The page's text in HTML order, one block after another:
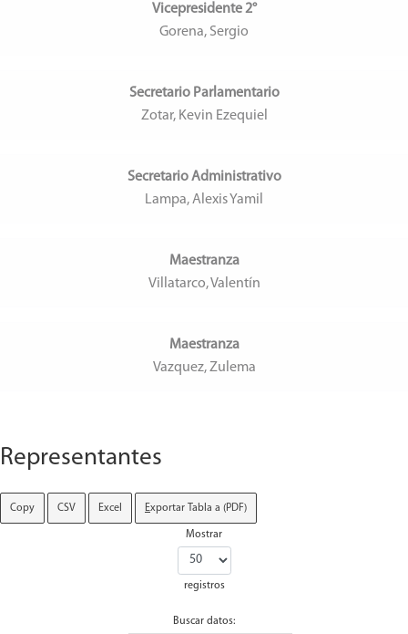
Vicepresidente 2°
Gorena, Sergio
Secretario Parlamentario
Zotar, Kevin Ezequiel
Secretario Administrativo
Lampa, Alexis Yamil
Maestranza
Villatarco, Valentín
Maestranza
Vazquez, Zulema
Representantes
Copy CSV Excel Exportar Tabla a (PDF)
Mostrar
registros
Buscar datos: